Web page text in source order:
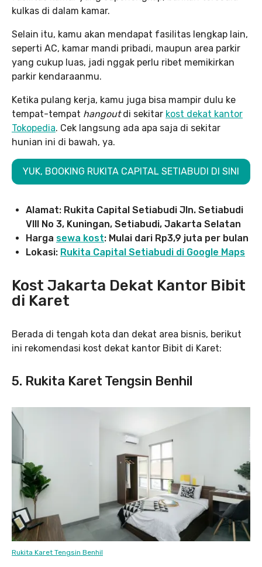
kulkas di dalam kamar.
Selain itu, kamu akan mendapat fasilitas lengkap lain,
seperti AC, kamar mandi pribadi, maupun area parkir
yang cukup luas, jadi nggak perlu ribet memikirkan
parkir kendaraanmu.
Ketika pulang kerja, kamu juga bisa mampir dulu ke
tempat-tempat hangoutdi sekitar kost dekat kantor
Tokopedia. Cek langsung ada apa saja di sekitar
hunian ini di bawah, ya.
YUK, BOOKING RUKITA CAPITAL SETIABUDI DI SINI
Alamat: Rukita Capital Setiabudi Jln. Setiabudi
VIII No 3, Kuningan, Setiabudi, Jakarta Selatan
Harga sewa kost: Mulai dari Rp3,9 juta per bulan
Lokasi: Rukita Capital Setiabudi di Google Maps
Kost Jakarta Dekat Kantor Bibit
di Karet
Berada di tengah kota dan dekat area bisnis, berikut
ini rekomendasi kost dekat kantor Bibit di Karet:
5. Rukita Karet Tengsin Benhil
Rukita Karet Tengsin Benhil